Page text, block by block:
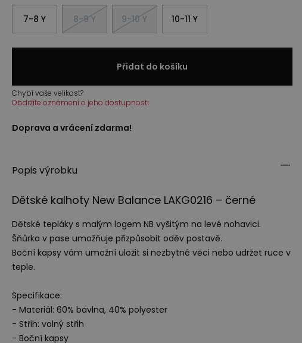
7-8 Y 8-9 Y 9-10 Y 10-11 Y
Přidat do košíku
Chybí vaše velikost?
Obdržíte oznámení o jeho dostupnosti
Doprava a vrácení zdarma!
Popis výrobku
Dětské kalhoty New Balance LAKG0216 – černé
Dětské tepláky s malým logem NB vyšitým na levé nohavici.
Šňůrka v pase umožňuje přizpůsobit oděv postavě.
Boční kapsy vám umožní uložit si nezbytné věci nebo udržet ruce v
teple.
Specifikace:
- Materiál: 60% bavlna, 40% polyester
- Střih: volný střih
- Boční kapsy